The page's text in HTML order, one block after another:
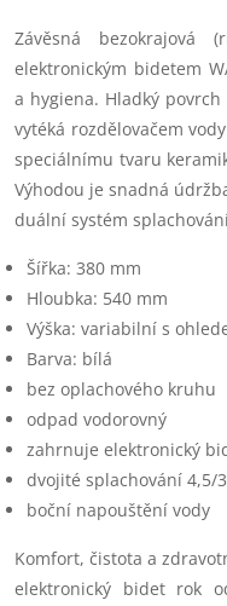
Závěsná
elektronickým bidetem
a hygiena. Hladký
vytéká rozdělovačem
speciálnímu tvaru
Výhodou je snadná
duální systém
Šířka: 380 mm
Hloubka: 540 mm
Výška: variabilní s
Barva: bílá
bez oplachového kruhu
odpad vodorovný
zahrnuje elektronický
dvojité splachování 4,5/
boční napouštění vody
Komfort, čistota a
elektronický bidet rok